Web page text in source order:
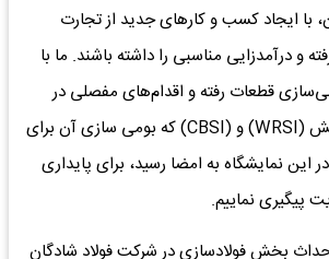
با ایجاد کسب و کارهای جدید از تجارت
و درآمدزایی مناسبی را داشته باشند. ما با
قطعات رفته و اقدام‌های مفصلی در
حوزه بومی سازی دانش (WRSI) و (CBSI) که بومی سازی آن برای
این نمایشگاه به امضا رسید، برای پایداری
پیگیری نماییم.
بخش فولادسازی در شرکت فولاد شادگان